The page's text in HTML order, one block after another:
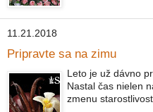
11.21.2018
Pripravte sa na zimu
Leto je už dávno
Nastal čas nielen
zmenu